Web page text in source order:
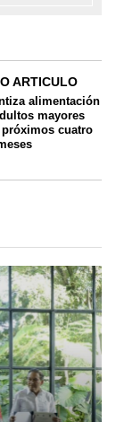
ARTICULO
alimentación
mayores
cuatro